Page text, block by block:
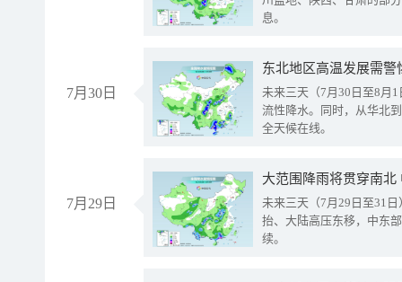
息。
7月30日
东北地区高温发展需
未来三天（7月30日至8月
流性降水。同时，从华北
全天候在线。
7月29日
大范围降雨将贯穿南
未来三天（7月29日至31
抬、大陆高压东移，中东
续。